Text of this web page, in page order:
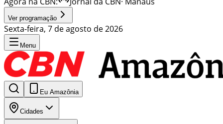
Ver programação
Sexta-feira, 7 de agosto de 2026
Menu
Eu Amazônia
Cidades